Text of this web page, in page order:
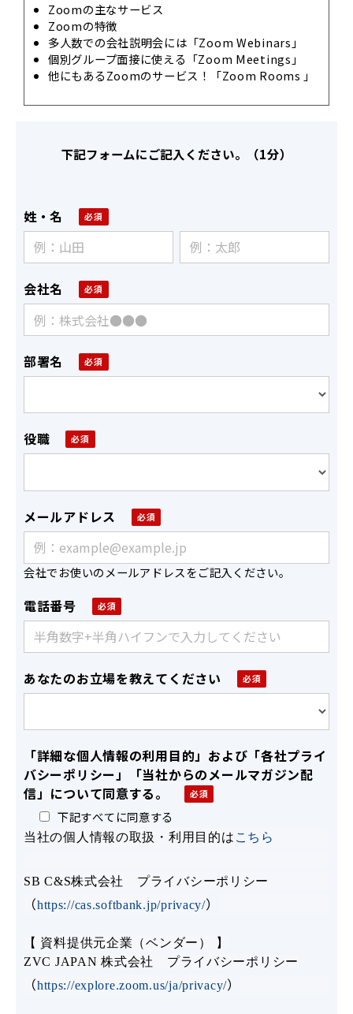
Zoomの主なサービス
Zoomの特徴
多人数での会社説明会には「Zoom Webinars」
個別グループ面接に使える「Zoom Meetings」
他にもあるZoomのサービス！「Zoom Rooms 」
下記フォームにご記入ください。（1分）
姓・名
会社名
部署名
役職
メールアドレス
会社でお使いのメールアドレスをご記入ください。
電話番号
あなたのお立場を教えてください
「詳細な個人情報の利用目的」および「各社プライ
バシーポリシー」「当社からのメールマガジン配
信」について同意する。
下記すべてに同意する
当社の個人情報の取扱・利用目的は こちら
SB C&S株式会社 プライバシーポリシー
（https://cas.softbank.jp/privacy/）
【 資料提供元企業（ベンダー） 】
ZVC JAPAN 株式会社 プライバシーポリシー
（https://explore.zoom.us/ja/privacy/）